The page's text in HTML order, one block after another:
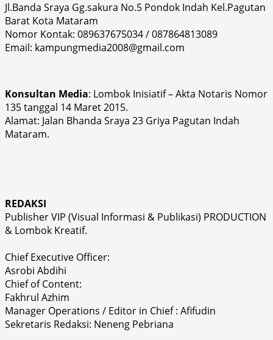
Jl.Banda Sraya Gg.sakura No.5 Pondok Indah Kel.Pagutan
Barat Kota Mataram
Nomor Kontak: 089637675034 / 087864813089
Email: kampungmedia2008@gmail.com
Konsultan Media: Lombok Inisiatif – Akta Notaris Nomor
135 tanggal 14 Maret 2015.
Alamat: Jalan Bhanda Sraya 23 Griya Pagutan Indah
Mataram.
REDAKSI
Publisher VIP (Visual Informasi & Publikasi) PRODUCTION
& Lombok Kreatif.
Chief Executive Officer:
Asrobi Abdihi
Chief of Content:
Fakhrul Azhim
Manager Operations / Editor in Chief : Afifudin
Sekretaris Redaksi: Neneng Pebriana